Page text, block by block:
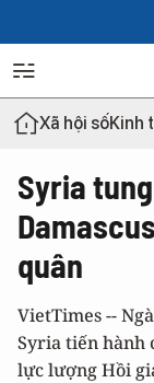
Xã hội sốKinh
Syria
quân
VietTimes --
Syria tiến hành
lực lượng Hồi